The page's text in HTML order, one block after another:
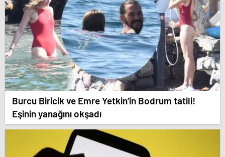
Burcu Biricik ve Emre Yetkin’in Bodrum tatili!
Eşinin yanağını okşadı